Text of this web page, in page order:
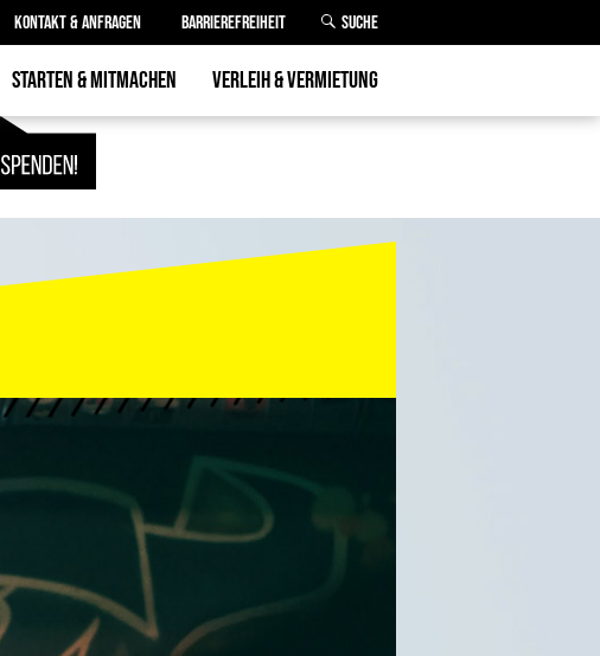
KONTAKT& ANFRAGEN BARRIEREFREIHEIT SUCHE
STARTEN & MITMACHEN
PHASE 0
RABRYKANT:IN WERDEN
ENGAGIEREN
VERLEIH & VERMIETUNG